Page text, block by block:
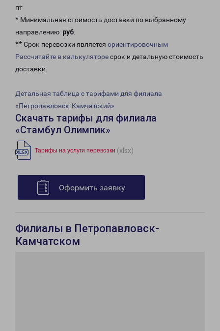
пт
* Минимальная стоимость доставки по выбранному
направлению: руб.
** Срок перевозки является ориентировочным
Рассчитайте в калькуляторесрок и детальную стоимость
доставки.
Детальная таблица с тарифами для филиала
«Петропавловск-Камчатский»
Скачать тарифы для филиала
«Стамбул Олимпик»
Тарифы на услуги перевозки (xlsx)
Оформить заявку
Филиалы в Петропавловск-
Камчатском